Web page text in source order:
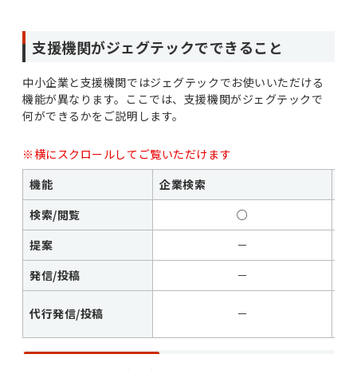
支援機関がジェグテックでできること
中小企業と支援機関ではジェグテックでお使いいただける
機能が異なります。ここでは、支援機関がジェグテックで
何ができるかをご説明します。
※横にスクロールしてご覧いただけます
機能
企業検索
検索/閲覧
○
提案
－
発信/投稿
－
代行発信/投稿 －